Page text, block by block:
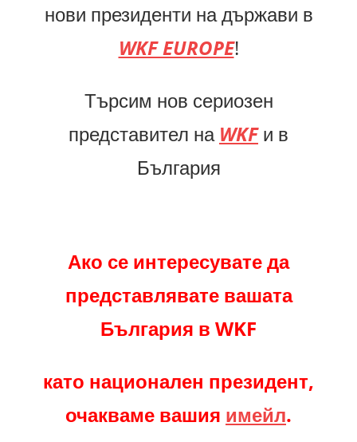
нови президенти на държави в
WKF EUROPE!
Търсим нов сериозен
представител на WKFи в
България
Ако се интересувате да
представлявате вашата
България в WKF
като национален президент,
очакваме вашия имейл.